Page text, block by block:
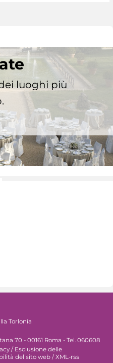
luoghi più
Torlonia
70 - 00161 Roma - Tel. 060608
/ Esclusione delle
del sito web /XML-rss